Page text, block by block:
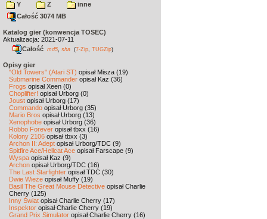
Y
Z
inne
Całość 3074 MB
Katalog gier (konwencja TOSEC)
Aktualizacja: 2021-07-11
Całość md5 sha (7-Zip TUGZip)
Opisy gier
"Old Towers" (Atari ST) opisał Misza (19)
Submarine Commander opisał Kaz (36)
Frogs opisał Xeen (0)
Choplifter! opisał Urborg (0)
Joust opisał Urborg (17)
Commando opisał Urborg (35)
Mario Bros opisał Urborg (13)
Xenophobe opisał Urborg (36)
Robbo Forever opisał tbxx (16)
Kolony 2106 opisał tbxx (3)
Archon II: Adept opisał Urborg/TDC (9)
Spitfire Ace/Hellcat Ace opisał Farscape (9)
Wyspa opisał Kaz (9)
Archon opisał Urborg/TDC (16)
The Last Starfighter opisał TDC (30)
Dwie Wieże opisał Muffy (19)
Basil The Great Mouse Detective opisał Charlie
Cherry (125)
Inny Świat opisał Charlie Cherry (17)
Inspektor opisał Charlie Cherry (19)
Grand Prix Simulator opisał Charlie Cherry (16)